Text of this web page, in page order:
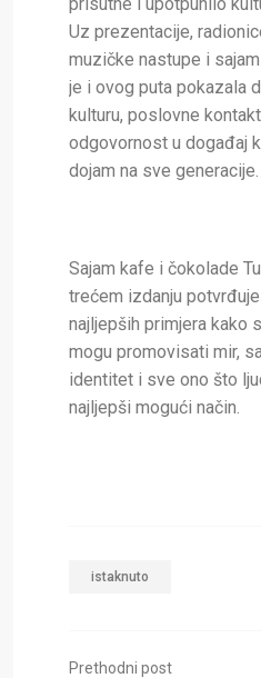
Uz prezentacije,
muzičke nastupe i
je i ovog puta pokazala
kulturu, poslovne
odgovornost u događaj
dojam na sve generacije.
Sajam kafe i čokolade
trećem izdanju
najljepših primjera kako
mogu promovisati mir,
identitet i sve ono što
najljepši mogući način.
istaknuto
Prethodni post